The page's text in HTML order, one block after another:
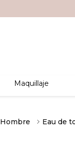
Maquillaje
Hombre Eau de